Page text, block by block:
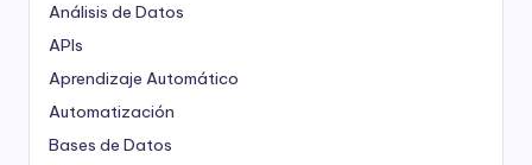
Análisis de Datos
APIs
Aprendizaje Automático
Automatización
Bases de Datos